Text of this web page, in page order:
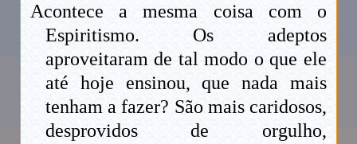
Acontece a mesma coisa com o
Espiritismo. Os adeptos
aproveitaram de tal modo o que ele
até hoje ensinou, que nada mais
tenham a fazer? São mais caridosos,
desprovidos de orgulho,